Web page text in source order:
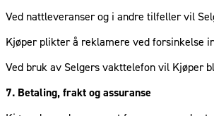
Ved nattleveranser og i andre tilfeller vil
Kjøper plikter å reklamere ved forsinkelse
Ved bruk av Selgers vakttelefon vil Kjøper
7. Betaling, frakt og assuranse